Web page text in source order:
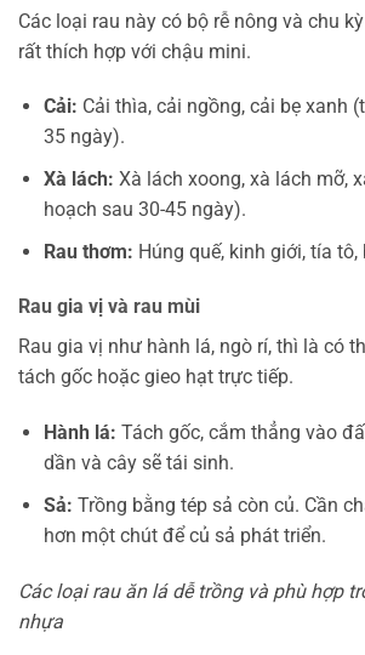
Các loại rau này có bộ rễ nông và chu
rất thích hợp với chậu mini.
Cải: Cải thìa, cải ngồng, cải bẹ xanh
35 ngày).
Xà lách: Xà lách xoong, xà lách mỡ,
hoạch sau 30-45 ngày).
Rau thơm: Húng quế, kinh giới, tía tô,
Rau gia vị và rau mùi
Rau gia vị như hành lá, ngò rí, thì là có
tách gốc hoặc gieo hạt trực tiếp.
Hành lá: Tách gốc, cắm thẳng vào
dần và cây sẽ tái sinh.
Sả: Trồng bằng tép sả còn củ. Cần
hơn một chút để củ sả phát triển.
Các loại rau ăn lá dễ trồng và phù hợp
nhựa